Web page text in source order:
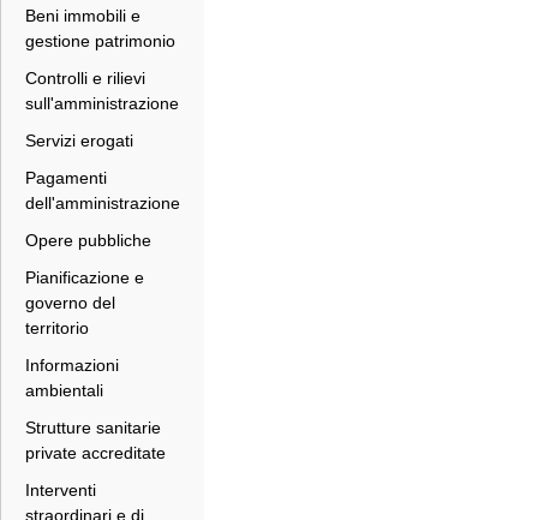
Beni immobili e
gestione patrimonio
Controlli e rilievi
sull'amministrazione
Servizi erogati
Pagamenti
dell'amministrazione
Opere pubbliche
Pianificazione e
governo del
territorio
Informazioni
ambientali
Strutture sanitarie
private accreditate
Interventi
straordinari e di